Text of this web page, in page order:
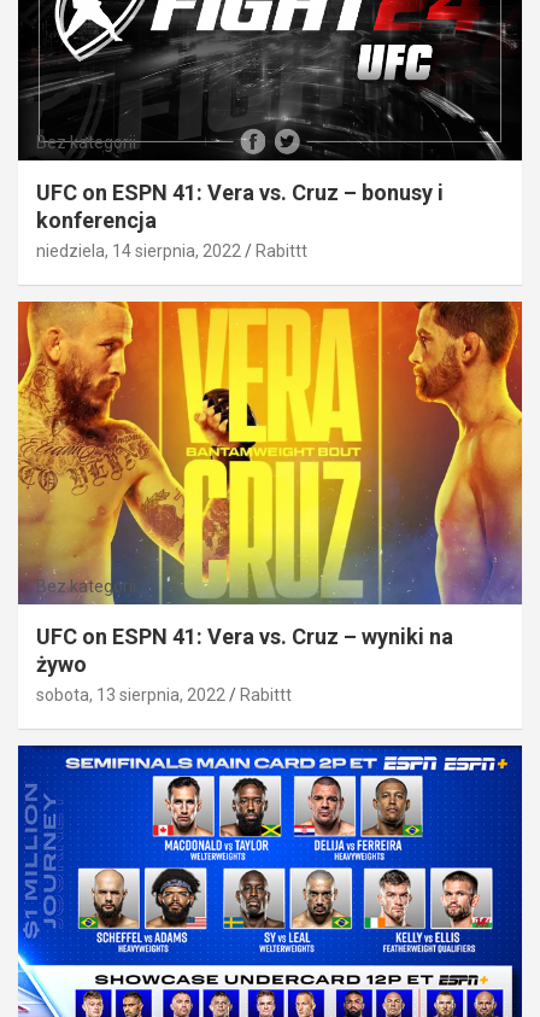
Bez kategorii
UFC on ESPN 41: Vera vs. Cruz – bonusy i
konferencja
niedziela, 14 sierpnia, 2022 Rabittt
Bez kategorii
UFC on ESPN 41: Vera vs. Cruz – wyniki na
żywo
sobota, 13 sierpnia, 2022 Rabittt